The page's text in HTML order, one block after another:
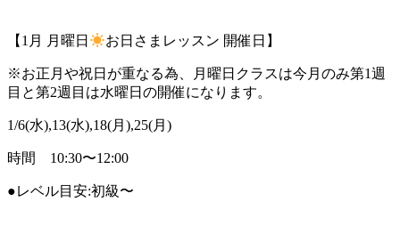
【1月 月曜日 お日さまレッスン 開催日】
※お正月や祝日が重なる為、月曜日クラスは今月のみ第1週
目と第2週目は水曜日の開催になります。
1/6(水),13(水),18(月),25(月)
時間 10:30〜12:00
●レベル目安:初級〜